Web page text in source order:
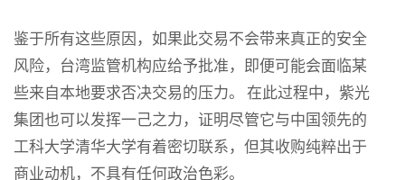
鉴于所有这些原因，如果此交易不会带来真正的安全
风险，台湾监管机构应给予批准，即便可能会面临某
些来自本地要求否决交易的压力。 在此过程中，紫光
集团也可以发挥一己之力，证明尽管它与中国领先的
工科大学清华大学有着密切联系，但其收购纯粹出于
商业动机，不具有任何政治色彩。